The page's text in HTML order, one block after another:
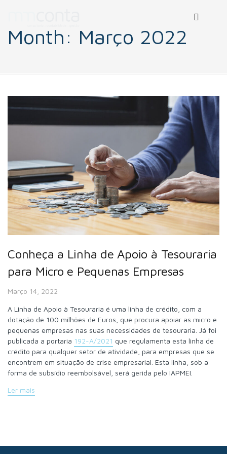
Month: Março 2022
Conheça a Linha de Apoio à Tesouraria
para Micro e Pequenas Empresas
Março 14, 2022
A Linha de Apoio à Tesouraria é uma linha de crédito, com a
dotação de 100 milhões de Euros, que procura apoiar as micro e
pequenas empresas nas suas necessidades de tesouraria. Já foi
publicada a portaria 192-A/2021 que regulamenta esta linha de
crédito para qualquer setor de atividade, para empresas que se
encontrem em situação de crise empresarial. Esta linha, sob a
forma de subsídio reembolsável, será gerida pelo IAPMEI.
Ler mais